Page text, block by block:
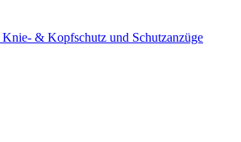
Knie- & Kopfschutz und Schutzanzüge